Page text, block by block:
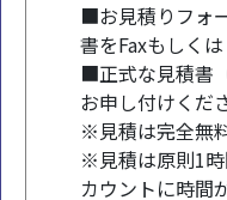
■お見積りフォ
書をFaxもしくは
■正式な見積書
お申し付けくだ
※見積は完全無
※見積は原則1
カウントに時間